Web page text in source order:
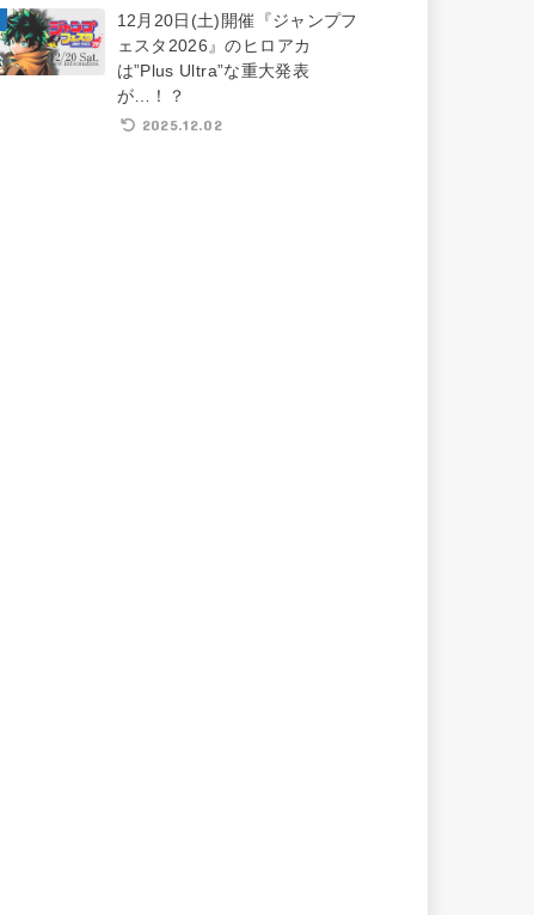
12月20日(土)開催『ジャンプフ
ェスタ2026』のヒロアカ
は”Plus Ultra”な重大発表
が…！？
2025.12.02